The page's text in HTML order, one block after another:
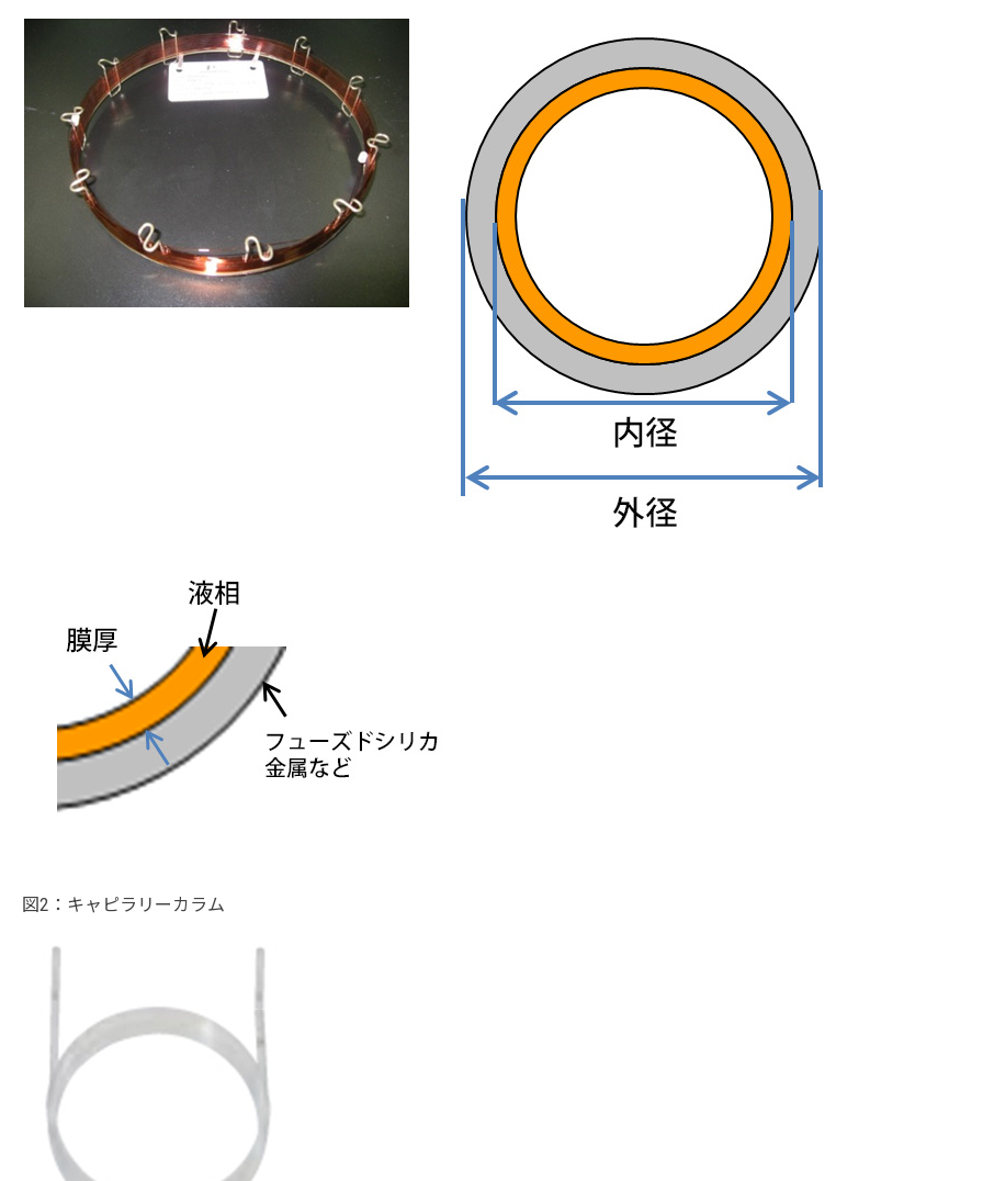
図2：キャピラリーカラム